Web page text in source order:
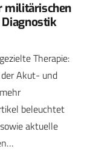
militärischen
Therapie:
Akut- und
beleuchtet
aktuelle